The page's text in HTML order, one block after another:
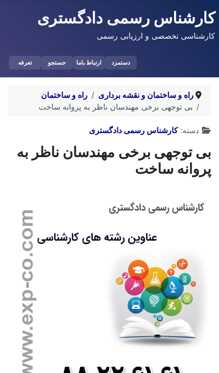
کارشناس رسمی دادگستری
کارشناسی تخصصی و ارزیابی رسمی
دستمزد ارتباط باما جستجو تعرفه
راه و ساختمان و نقشه برداری
راه و ساختمان
بی توجهی برخی مهندسان ناظر به پروانه ساخت
توضیحات
دسته:کارشناس رسمی دادگستری
بی توجهی برخی مهندسان ناظر به
پروانه ساخت